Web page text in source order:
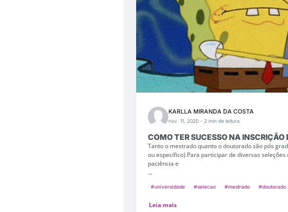
KARLLA MIRANDA DA COSTA
nov. 11, 2020 - 2 min de leitura
COMO TER SUCESSO NA
Tanto o mestrado quanto o doutorado são pós
ou específico).Para participar de diversas
paciência e
...
#universidade #selecao #mestrado #doutorado
Leia mais